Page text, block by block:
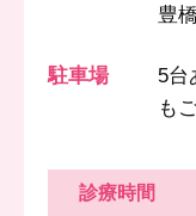
豊
駐車場
5台
も
診療時間